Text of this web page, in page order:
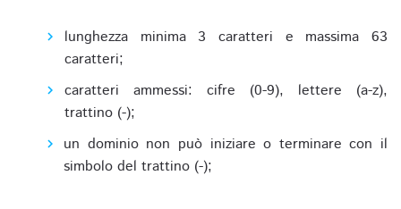
lunghezza minima 3 caratteri e massima 63
caratteri;
caratteri ammessi: cifre (0-9), lettere (a-z),
trattino (-);
un dominio non può iniziare o terminare con il
simbolo del trattino (-);